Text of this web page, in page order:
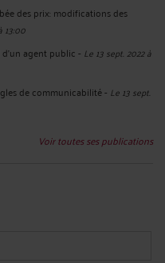
des prix: modifications des
13:00
d'un agent public- Le 13 sept. 2022 à
de communicabilité- Le 13 sept.
Voir toutes ses publications